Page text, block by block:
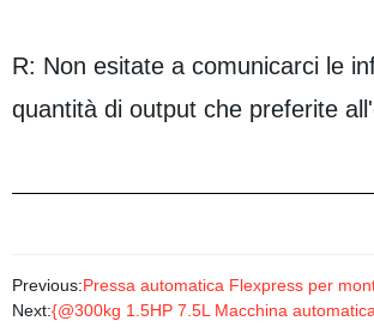
R: Non esitate a comunicarci le
quantità di output che preferite
Previous:Pressa automatica Flexpress per
Next:{@300kg 1.5HP 7.5L Macchina